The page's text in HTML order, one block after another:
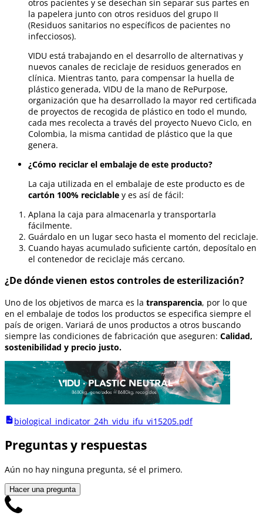
otros pacientes y se desechan sin separar sus partes en
la papelera junto con otros residuos del grupo II
(Residuos sanitarios no específicos de pacientes no
infecciosos).
VIDU está trabajando en el desarrollo de alternativas y
nuevos canales de reciclaje de residuos generados en
clínica. Mientras tanto, para compensar la huella de
plástico generada, VIDU de la mano de RePurpose,
organización que ha desarrollado la mayor red certificada
de proyectos de recogida de plástico en todo el mundo,
cada mes recolecta a través del proyecto Nuevo Ciclo, en
Colombia, la misma cantidad de plástico que la que
genera.
¿Cómo reciclar el embalaje de este producto?
La caja utilizada en el embalaje de este producto es de
cartón 100% reciclable y es así de fácil:
Aplana la caja para almacenarla y transportarla
fácilmente.
Guárdalo en un lugar seco hasta el momento del reciclaje.
Cuando hayas acumulado suficiente cartón, deposítalo en
el contenedor de reciclaje más cercano.
¿De dónde vienen estos controles de esterilización?
Uno de los objetivos de marca es la transparencia, por lo que
en el embalaje de todos los productos se especifica siempre el
país de origen. Variará de unos productos a otros buscando
siempre las condiciones de fabricación que aseguren: Calidad,
sostenibilidad y precio justo.
biological_indicator_24h_vidu_ifu_vi15205.pdf
Preguntas y respuestas
Aún no hay ninguna pregunta, sé el primero.
Hacer una pregunta